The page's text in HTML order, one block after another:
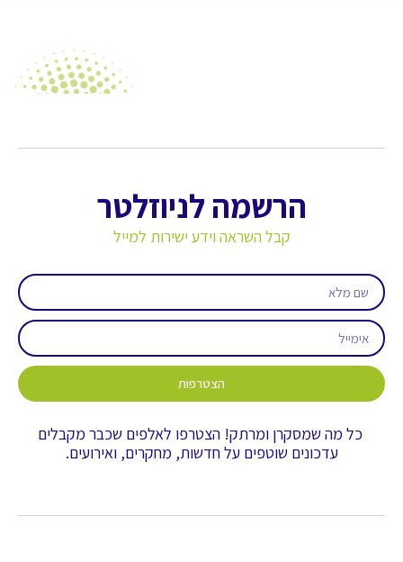
הרשמה לניוזלטר
קבל השראה וידע ישירות למייל
הצטרפות
כל מה שמסקרן ומרתק! הצטרפו לאלפים שכבר מקבלים
עדכונים שוטפים על חדשות, מחקרים, ואירועים.